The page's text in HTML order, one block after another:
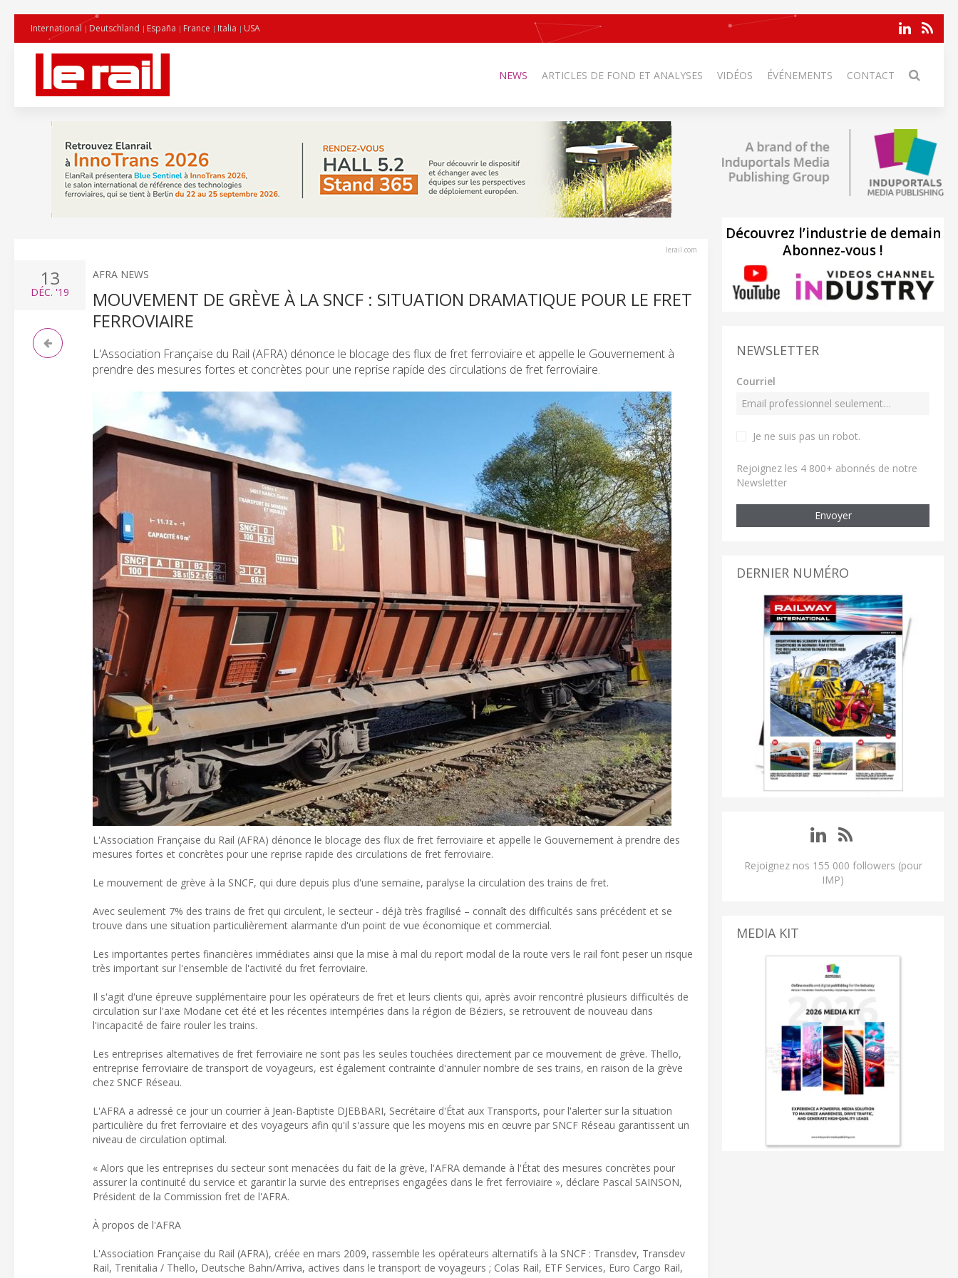
International Deutschland España France Italia USA
NEWS ARTICLES DE FOND ET ANALYSES VIDÉOS ÉVÉNEMENTS CONTACT
lerail.com
13
DÉC. '19
AFRA NEWS
MOUVEMENT DE GRÈVE À LA SNCF : SITUATION DRAMATIQUE POUR LE FRET
FERROVIAIRE
L'Association Française du Rail (AFRA) dénonce le blocage des flux de fret ferroviaire et appelle le Gouvernement à
prendre des mesures fortes et concrètes pour une reprise rapide des circulations de fret ferroviaire.
L'Association Française du Rail (AFRA) dénonce le blocage des flux de fret ferroviaire et appelle le Gouvernement à prendre des
mesures fortes et concrètes pour une reprise rapide des circulations de fret ferroviaire.
Le mouvement de grève à la SNCF, qui dure depuis plus d'une semaine, paralyse la circulation des trains de fret.
Avec seulement 7% des trains de fret qui circulent, le secteur - déjà très fragilisé – connaît des difficultés sans précédent et se
trouve dans une situation particulièrement alarmante d'un point de vue économique et commercial.
Les importantes pertes financières immédiates ainsi que la mise à mal du report modal de la route vers le rail font peser un risque
très important sur l'ensemble de l'activité du fret ferroviaire.
Il s'agit d'une épreuve supplémentaire pour les opérateurs de fret et leurs clients qui, après avoir rencontré plusieurs difficultés de
circulation sur l'axe Modane cet été et les récentes intempéries dans la région de Béziers, se retrouvent de nouveau dans
l'incapacité de faire rouler les trains.
Les entreprises alternatives de fret ferroviaire ne sont pas les seules touchées directement par ce mouvement de grève. Thello,
entreprise ferroviaire de transport de voyageurs, est également contrainte d'annuler nombre de ses trains, en raison de la grève
chez SNCF Réseau.
L'AFRA a adressé ce jour un courrier à Jean-Baptiste DJEBBARI, Secrétaire d'État aux Transports, pour l'alerter sur la situation
particulière du fret ferroviaire et des voyageurs afin qu'il s'assure que les moyens mis en œuvre par SNCF Réseau garantissent un
niveau de circulation optimal.
« Alors que les entreprises du secteur sont menacées du fait de la grève, l'AFRA demande à l'État des mesures concrètes pour
assurer la continuité du service et garantir la survie des entreprises engagées dans le fret ferroviaire », déclare Pascal SAINSON,
Président de la Commission fret de l'AFRA.
À propos de l'AFRA
L'Association Française du Rail (AFRA), créée en mars 2009, rassemble les opérateurs alternatifs à la SNCF : Transdev, Transdev
Rail, Trenitalia / Thello, Deutsche Bahn/Arriva, actives dans le transport de voyageurs ; Colas Rail, ETF Services, Euro Cargo Rail,
Découvrez l’industrie de demain
Abonnez-vous !
NEWSLETTER
Courriel
Je ne suis pas un robot.
Rejoignez les 4 800+ abonnés de notre
Newsletter
Envoyer
DERNIER NUMÉRO
Rejoignez nos 155 000 followers (pour
IMP)
MEDIA KIT